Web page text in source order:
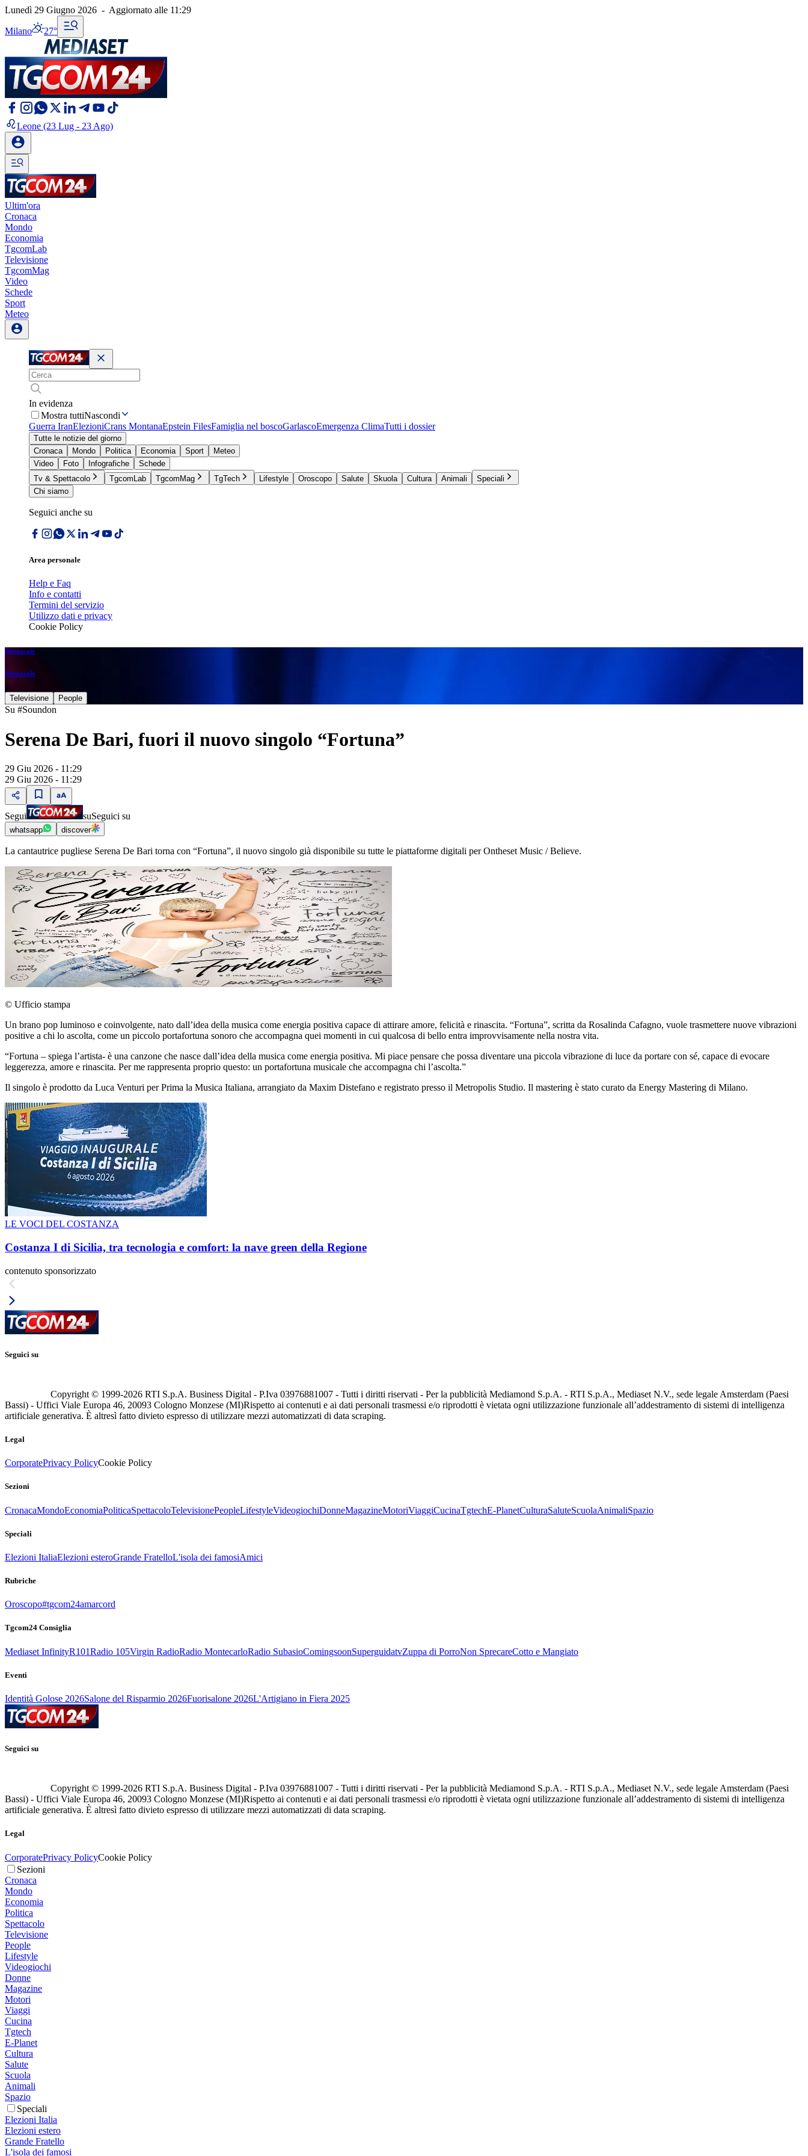
Lunedì 29 Giugno 2026 - Aggiornato alle 11:29
Milano 27°
Leone (23 Lug - 23 Ago)
Ultim'ora
Cronaca
Mondo
Economia
TgcomLab
Televisione
TgcomMag
Video
Schede
Sport
Meteo
In evidenza
Mostra tuttiNascondi
Guerra IranElezioniCrans MontanaEpstein FilesFamiglia nel boscoGarlascoEmergenza ClimaTutti i dossier
Tutte le notizie del giorno
Cronaca
Mondo Politica Economia Sport
Meteo
Video
Foto Infografiche
Schede
Tv & Spettacolo
TgcomLab TgcomMag TgTech Lifestyle Oroscopo Salute Skuola Cultura Animali
Speciali
Chi siamo
Seguici anche su
Area personale
Help e Faq
Info e contatti
Termini del servizio
Utilizzo dati e privacy
Cookie Policy
Spettacolo
Spettacolo
Televisione People
Su #Soundon
Serena De Bari, fuori il nuovo singolo “Fortuna”
29 Giu 2026 - 11:29
29 Giu 2026 - 11:29
Segui suSeguici su
whatsapp discover
La cantautrice pugliese Serena De Bari torna con “Fortuna”, il nuovo singolo già disponibile su tutte le piattaforme digitali per Ontheset Music / Believe.
© Ufficio stampa
Un brano pop luminoso e coinvolgente, nato dall’idea della musica come energia positiva capace di attirare amore, felicità e rinascita. “Fortuna”, scritta da Rosalinda Cafagno, vuole trasmettere nuove vibrazioni
positive a chi lo ascolta, come un piccolo portafortuna sonoro che accompagna quei momenti in cui qualcosa di bello entra improvvisamente nella nostra vita.
“Fortuna – spiega l’artista- è una canzone che nasce dall’idea della musica come energia positiva. Mi piace pensare che possa diventare una piccola vibrazione di luce da portare con sé, capace di evocare
leggerezza, amore e rinascita. Per me rappresenta proprio questo: un portafortuna musicale che accompagna chi l’ascolta.”
Il singolo è prodotto da Luca Venturi per Prima la Musica Italiana, arrangiato da Maxim Distefano e registrato presso il Metropolis Studio. Il mastering è stato curato da Energy Mastering di Milano.
LE VOCI DEL COSTANZA
Costanza I di Sicilia, tra tecnologia e comfort: la nave green della Regione
contenuto sponsorizzato
Seguici su
Copyright © 1999-2026 RTI S.p.A. Business Digital - P.Iva 03976881007 - Tutti i diritti riservati - Per la pubblicità Mediamond S.p.A. - RTI S.p.A., Mediaset N.V., sede legale Amsterdam (Paesi
Bassi) - Uffici Viale Europa 46, 20093 Cologno Monzese (MI)Rispetto ai contenuti e ai dati personali trasmessi e/o riprodotti è vietata ogni utilizzazione funzionale all’addestramento di sistemi di intelligenza
artificiale generativa. È altresì fatto divieto espresso di utilizzare mezzi automatizzati di data scraping.
Legal
CorporatePrivacy PolicyCookie Policy
Sezioni
CronacaMondoEconomiaPoliticaSpettacoloTelevisionePeopleLifestyleVideogiochiDonneMagazineMotoriViaggiCucinaTgtechE-PlanetCulturaSaluteScuolaAnimaliSpazio
Speciali
Elezioni ItaliaElezioni esteroGrande FratelloL'isola dei famosiAmici
Rubriche
Oroscopo#tgcom24amarcord
Tgcom24 Consiglia
Mediaset InfinityR101Radio 105Virgin RadioRadio MontecarloRadio SubasioComingsoonSuperguidatvZuppa di PorroNon SprecareCotto e Mangiato
Eventi
Identità Golose 2026Salone del Risparmio 2026Fuorisalone 2026L'Artigiano in Fiera 2025
Seguici su
Copyright © 1999-2026 RTI S.p.A. Business Digital - P.Iva 03976881007 - Tutti i diritti riservati - Per la pubblicità Mediamond S.p.A. - RTI S.p.A., Mediaset N.V., sede legale Amsterdam (Paesi
Bassi) - Uffici Viale Europa 46, 20093 Cologno Monzese (MI)Rispetto ai contenuti e ai dati personali trasmessi e/o riprodotti è vietata ogni utilizzazione funzionale all’addestramento di sistemi di intelligenza
artificiale generativa. È altresì fatto divieto espresso di utilizzare mezzi automatizzati di data scraping.
Legal
CorporatePrivacy PolicyCookie Policy
Sezioni
Cronaca
Mondo
Economia
Politica
Spettacolo
Televisione
People
Lifestyle
Videogiochi
Donne
Magazine
Motori
Viaggi
Cucina
Tgtech
E-Planet
Cultura
Salute
Scuola
Animali
Spazio
Speciali
Elezioni Italia
Elezioni estero
Grande Fratello
L'isola dei famosi